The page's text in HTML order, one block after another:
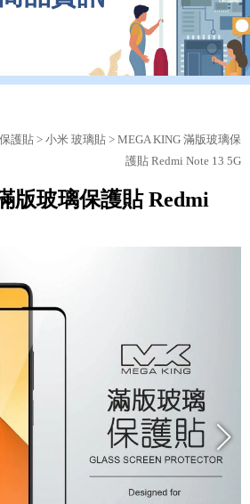
護貼 > 小米 玻璃貼 > MEGA KING 滿版玻璃保
護貼 Redmi Note 13 5G
版玻璃保護貼 Redmi